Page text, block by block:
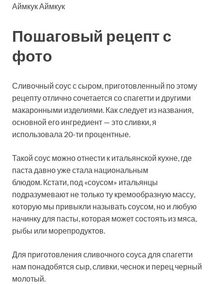
Аймкук Аймкук
Пошаговый рецепт с
фото
Сливочный соус с сыром, приготовленный по этому
рецепту отлично сочетается со спагетти и другими
макаронными изделиями. Как следует из названия,
основной его ингредиент — это сливки, я
использовала 20-ти процентные.
Такой соус можно отнести к итальянской кухне, где
паста давно уже стала национальным
блюдом. Кстати, под «соусом» итальянцы
подразумевают не только ту кремообразную массу,
которую мы привыкли называть соусом, но и любую
начинку для пасты, которая может состоять из мяса,
рыбы или морепродуктов.
Для приготовления сливочного соуса для спагетти
нам понадобятся сыр, сливки, чеснок и перец черный
молотый.